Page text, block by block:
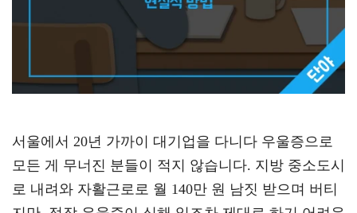
서울에서 20년 가까이 대기업을 다니다 우울증으로
모든 게 무너진 분들이 적지 않습니다. 지방 중소도시
로 내려와 자활근로로 월 140만 원 남짓 받으며 버티